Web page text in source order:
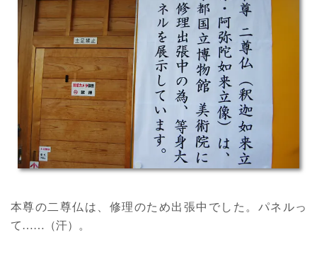
本尊の二尊仏は、修理のため出張中でした。パネルっ
て……（汗）。